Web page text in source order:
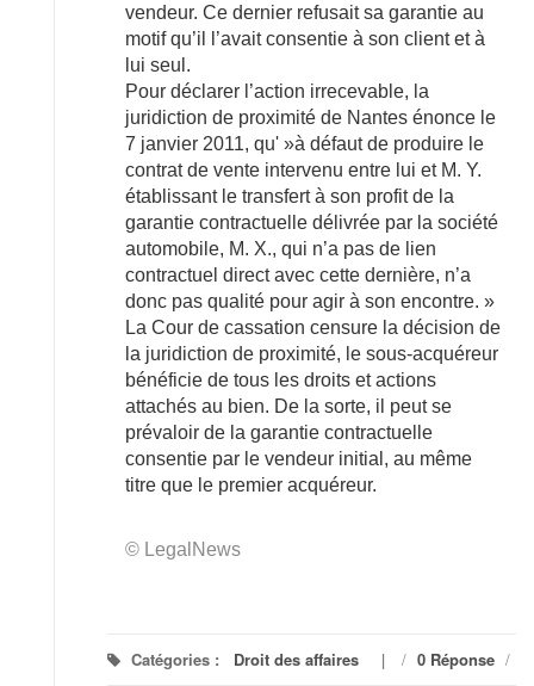
vendeur. Ce dernier refusait sa garantie au
motif qu’il l’avait consentie à son client et à
lui seul.
Pour déclarer l’action irrecevable, la
juridiction de proximité de Nantes énonce le
7 janvier 2011, qu' »à défaut de produire le
contrat de vente intervenu entre lui et M. Y.
établissant le transfert à son profit de la
garantie contractuelle délivrée par la société
automobile, M. X., qui n’a pas de lien
contractuel direct avec cette dernière, n’a
donc pas qualité pour agir à son encontre. »
La Cour de cassation censure la décision de
la juridiction de proximité, le sous-acquéreur
bénéficie de tous les droits et actions
attachés au bien. De la sorte, il peut se
prévaloir de la garantie contractuelle
consentie par le vendeur initial, au même
titre que le premier acquéreur.
© LegalNews
Catégories : Droit des affaires / 0 Réponse /